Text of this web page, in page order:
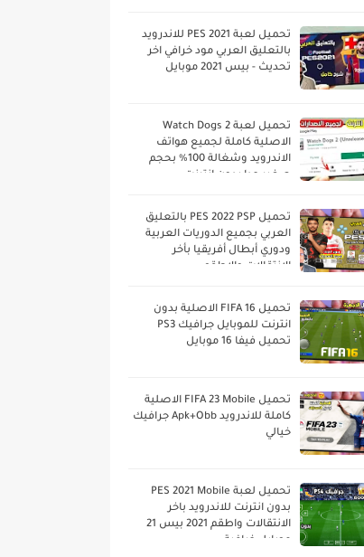
تحميل لعبة PES 2021 للاندرويد
بالتعليق العربي مود خرافي اخر
تحديث - بيس 2021 موبايل
تحميل لعبة Watch Dogs 2
الاصلية كاملة لجميع هواتف
الاندرويد وشغالة 100% بحجم
صغير جدا بدون انترنت
تحميل PES 2022 PSP بالتعليق
العربي بجميع الدوريات العربية
ودوري أبطال أفريقيا بأخر
الانتقالات والاطقم
تحميل FIFA 16 الاصلية بدون
انترنت للموبايل جرافيك PS3
تحميل فيفا 16 موبايل
تحميل FIFA 23 Mobile الاصلية
كاملة للاندرويد Apk+Obb جرافيك
خيالي
تحميل لعبة PES 2021 Mobile
بدون انترنت للاندرويد باخر
الانتقالات واطقم 2021 بيس 21
موبايل خرافية